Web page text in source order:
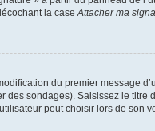
la case Attacher ma
du premier message
des sondages). Saisissez le
peut choisir lors de son